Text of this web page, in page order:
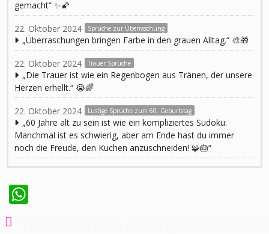
gemacht“ ✨🌠
22. Oktober 2024 Sprüche zur Überraschung
„Überraschungen bringen Farbe in den grauen Alltag.“ 🎨🎁
22. Oktober 2024 Trauer Sprüche
„Die Trauer ist wie ein Regenbogen aus Tränen, der unsere
Herzen erhellt.“ 😭🌈
22. Oktober 2024 Lustige Sprüche zum 60. Geburtstag
„60 Jahre alt zu sein ist wie ein kompliziertes Sudoku:
Manchmal ist es schwierig, aber am Ende hast du immer
noch die Freude, den Kuchen anzuschneiden! 🧩🎂“